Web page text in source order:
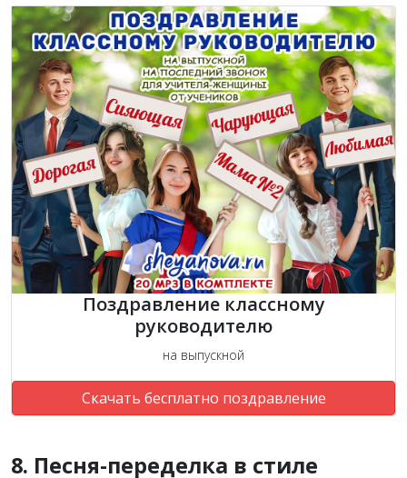
Поздравление классному
руководителю
на выпускной
Скачать бесплатно поздравление
8. Песня-переделка в стиле